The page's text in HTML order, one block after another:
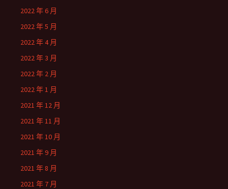
2022 年 6 月
2022 年 5 月
2022 年 4 月
2022 年 3 月
2022 年 2 月
2022 年 1 月
2021 年 12 月
2021 年 11 月
2021 年 10 月
2021 年 9 月
2021 年 8 月
2021 年 7 月